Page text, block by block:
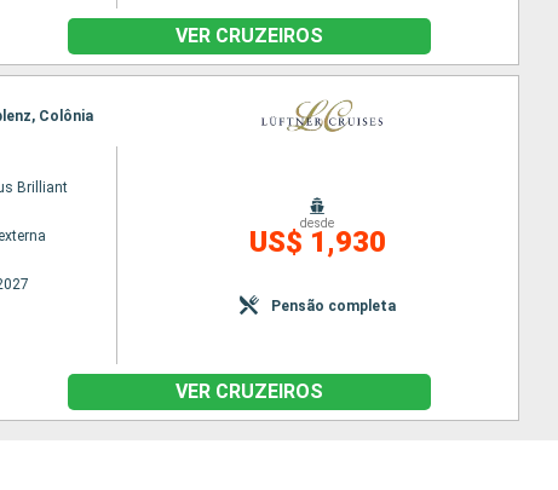
VER CRUZEIROS
Colônia
Brilliant
desde
US$ 1,930
Pensão completa
VER CRUZEIROS